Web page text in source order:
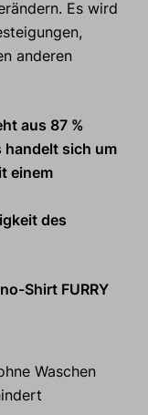
Es wird
anderen
aus 87 %
handelt sich um
einem
des
Shirt FURRY
Waschen